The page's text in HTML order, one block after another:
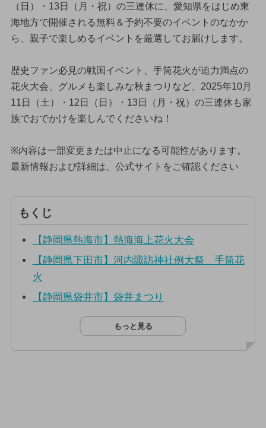
（日）・13日（月・祝）の三連休に、愛知県をはじめ東
海地方で開催される無料＆予約不要のイベントのなかか
ら、親子で楽しめるイベントを厳選してお届けします。
歴史ファン必見の戦国イベント、手筒花火が迫力満点の
花火大会、グルメも楽しみな秋まつりなど、2025年10月
11日（土）・12日（日）・13日（月・祝）の三連休も家
族でおでかけを楽しんでくださいね！
※内容は一部変更または中止になる可能性があります。
最新情報および詳細は、公式サイトをご確認ください
もくじ
【静岡県熱海市】熱海海上花火大会
【静岡県下田市】河内諏訪神社例大祭 手筒花
火
【静岡県袋井市】袋井まつり
もっと見る